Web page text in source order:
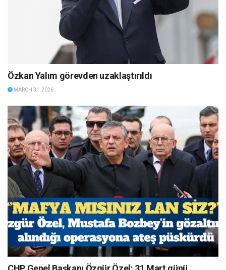
Özkan Yalım görevden uzaklaştırıldı
MARCH 31, 2026